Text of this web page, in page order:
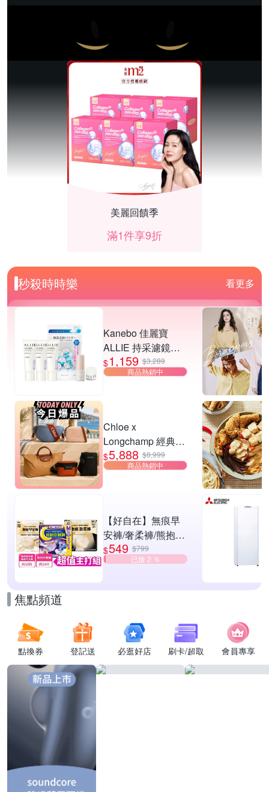
美麗回饋季
滿1件享9折
滿1件享86折
秒殺時時樂 看更多
Kanebo 佳麗寶
ALLIE 持采濾鏡調
色UV防曬乳 40g (3
入團購組) (3款任
$1,159 $3,289
商品熱銷中
Chloe x
Longchamp 經典包
款均一價$5888
$5,888 $8,999
商品熱銷中
【好自在】無痕早
安褲/奢柔褲/熊抱安
睡褲 超值組任選一
組 -生理褲/衛生棉
睡褲24片)
$549 $799
已搶 2 ％
焦點頻道
點換券 登記送 必逛好店 刷卡/超取 會員專享